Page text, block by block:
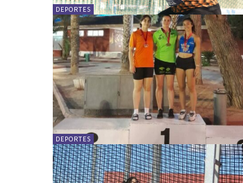
DEPORTES
DEPORTES